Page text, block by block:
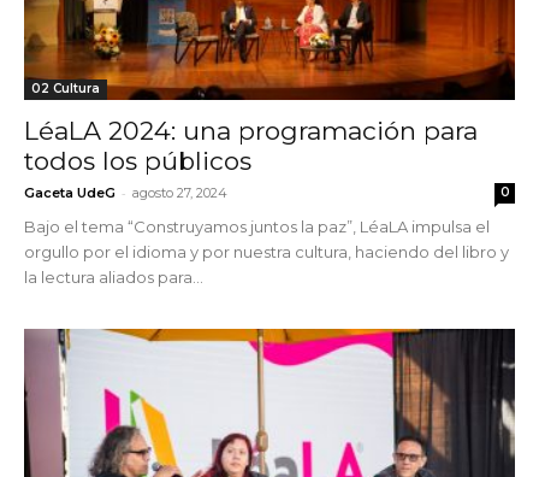
02 Cultura
LéaLA 2024: una programación para
todos los públicos
Gaceta UdeG - agosto 27, 2024 0
Bajo el tema “Construyamos juntos la paz”, LéaLA impulsa el
orgullo por el idioma y por nuestra cultura, haciendo del libro y
la lectura aliados para...